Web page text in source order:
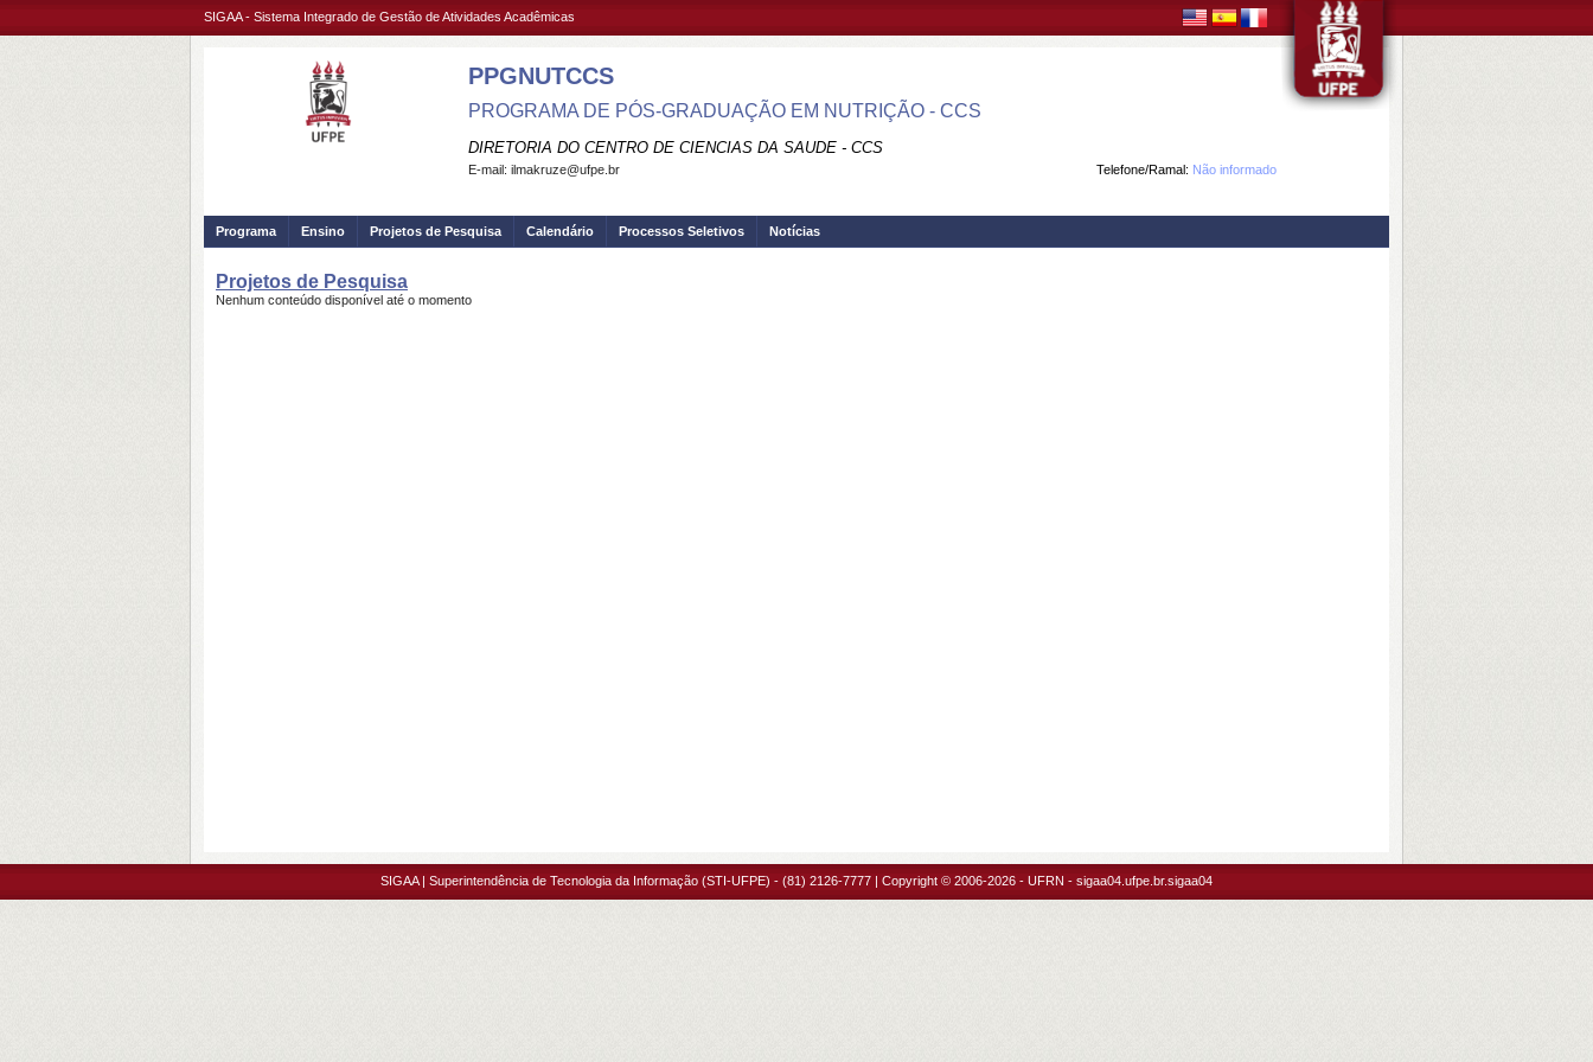
SIGAA - Sistema Integrado de Gestão de Atividades Acadêmicas
PPGNUTCCS
PROGRAMA DE PÓS-GRADUAÇÃO EM NUTRIÇÃO - CCS
DIRETORIA DO CENTRO DE CIENCIAS DA SAUDE - CCS
Telefone/Ramal: Não informado
E-mail: ilmakruze@ufpe.br
Programa Ensino Projetos de Pesquisa Calendário Processos Seletivos Notícias
Projetos de Pesquisa
Nenhum conteúdo disponível até o momento
SIGAA | Superintendência de Tecnologia da Informação (STI-UFPE) - (81) 2126-7777 | Copyright © 2006-2026 - UFRN - sigaa04.ufpe.br.sigaa04